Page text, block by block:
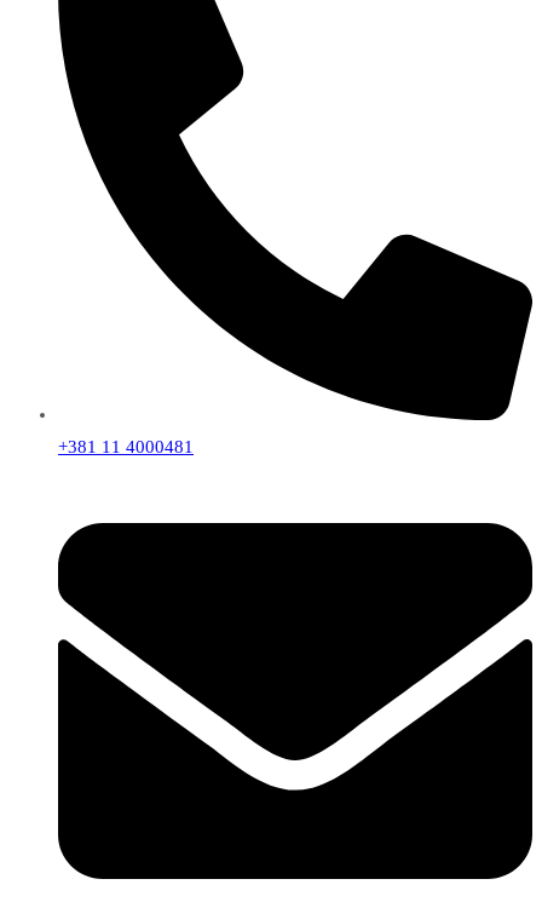
+381 11 4000481